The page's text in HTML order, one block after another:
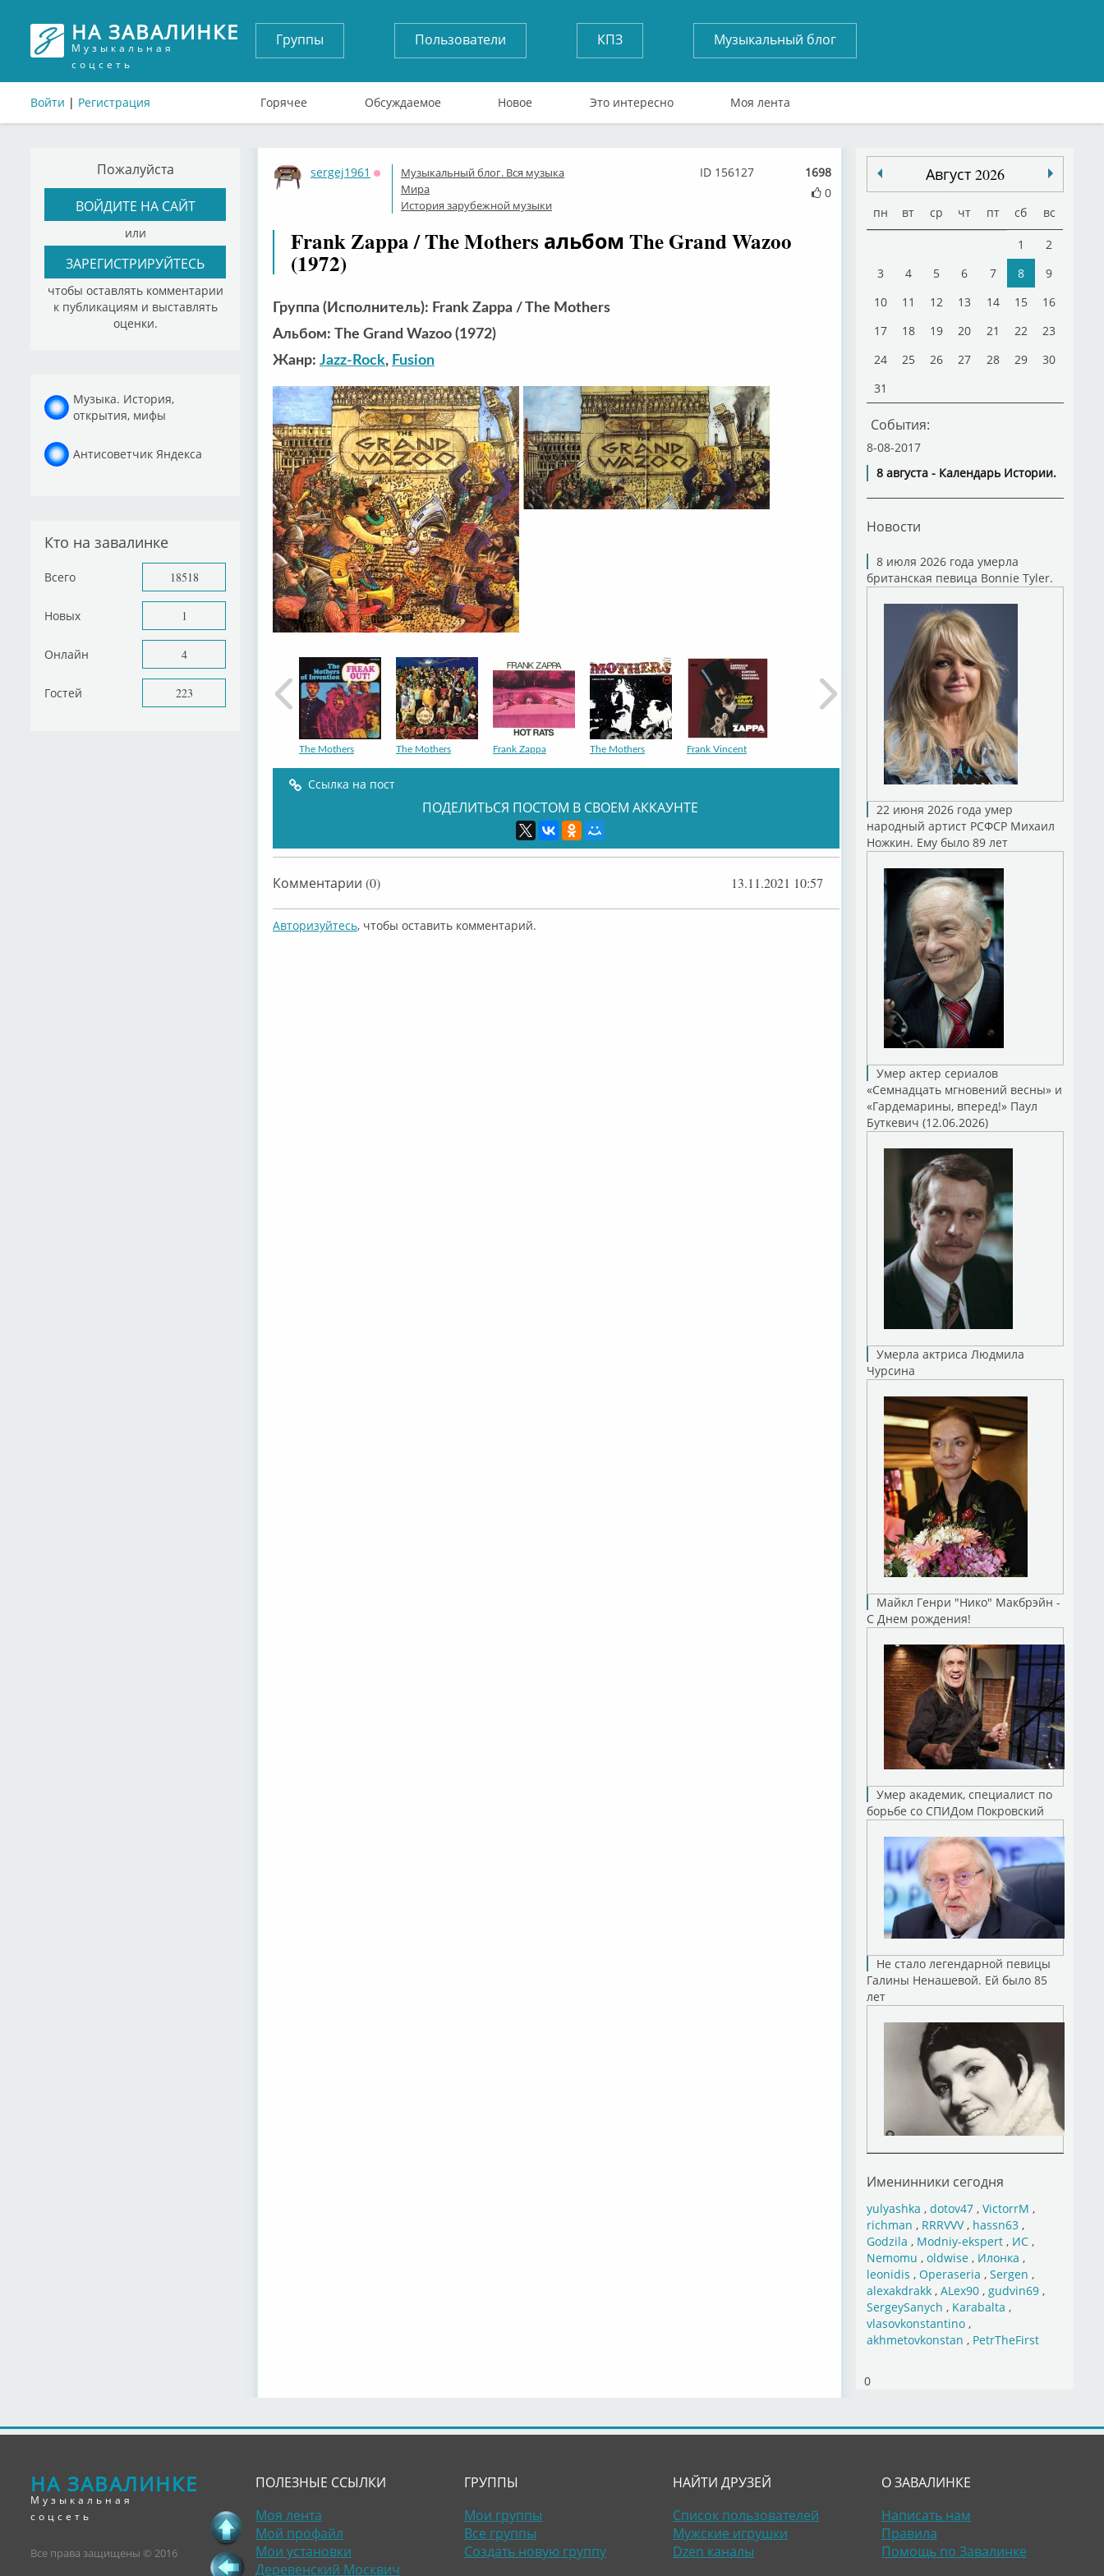
НА ЗАВАЛИНКЕ
Музыкальная
соцсеть
Войти | Регистрация
Группы Пользователи КПЗ Музыкальный блог
Горячее Обсуждаемое Новое Это интересно Моя лента
Пожалуйста
ВОЙДИТЕ НА САЙТ
или
ЗАРЕГИСТРИРУЙТЕСЬ
чтобы оставлять комментарии
к публикациям и выставлять
оценки.
Музыка. История,
открытия, мифы
Антисоветчик Яндекса
Кто на завалинке
Всего 18518
Новых 1
Онлайн 4
Гостей 223
sergej1961
Оффлайн
Музыкальный блог. Вся музыка
Мира
История зарубежной музыки
1698
0
ID 156127
Frank Zappa / The Mothers альбом The Grand Wazoo
(1972)
Группа (Исполнитель): Frank Zappa / The Mothers
Альбом: The Grand Wazoo (1972)
Жанр: Jazz-Rock, Fusion
The Mothers The Mothers Frank Zappa The Mothers Frank Vincent
Ссылка на пост
ПОДЕЛИТЬСЯ ПОСТОМ В СВОЕМ АККАУНТЕ
Комментарии (0) 13.11.2021 10:57
Авторизуйтесь, чтобы оставить комментарий.
Август 2026
пн вт ср чт пт сб вс
1
2
3
4 5 6 7 8
9
10
11 12 13 14 15
16
17
18 19 20 21 22
23
24
25 26 27 28 29
30
31
События:
8-08-2017
8 августа - Календарь Истории.
Новости
8 июля 2026 года умерла
британская певица Bonnie Tyler.
22 июня 2026 года умер
народный артист РСФСР Михаил
Ножкин. Ему было 89 лет
Умер актер сериалов
«Семнадцать мгновений весны» и
«Гардемарины, вперед!» Паул
Буткевич (12.06.2026)
Умерла актриса Людмила
Чурсина
Майкл Генри "Нико" Макбрэйн -
С Днем рождения!
Умер академик, специалист по
борьбе со СПИДом Покровский
Не стало легендарной певицы
Галины Ненашевой. Ей было 85
лет
Именинники сегодня
yulyashka , dotov47, VictorrM ,
richman , RRRVVV, hassn63,
Godzila , Modniy-ekspert, ИС,
Nemomu , oldwise, Илонка ,
leonidis , Operaseria , Sergen ,
alexakdrakk, ALex90, gudvin69,
SergeySanych , Karabalta ,
vlasovkonstantino,
akhmetovkonstan , PetrTheFirst
0
НА ЗАВАЛИНКЕ
Музыкальная
соцсеть
Все права защищены © 2016
ПОЛЕЗНЫЕ ССЫЛКИ
Моя лента
Мой профайл
Мои установки
Деревенский Москвич
ГРУППЫ
Мои группы
Все группы
Создать новую группу
НАЙТИ ДРУЗЕЙ
Список пользователей
Мужские игрушки
Dzen каналы
О ЗАВАЛИНКЕ
Написать нам
Правила
Помощь по Завалинке